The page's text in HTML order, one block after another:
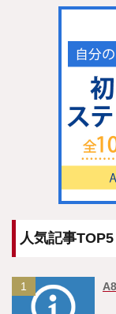
人気記事TOP5
1